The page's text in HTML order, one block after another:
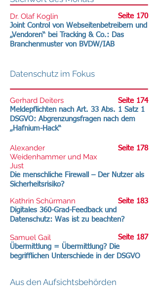
Dr. Olaf Koglin
Seite 170
Joint Control von Webseitenbetreibern und
„Vendoren“ bei Tracking & Co.: Das
Branchenmuster von BVDW/IAB
Datenschutz im Fokus
Gerhard Deiters
Meldepflichten nach Art. 33 Abs. 1 Satz 1
DSGVO: Abgrenzungsfragen nach dem
„Hafnium-Hack“
Seite 174
Alexander
Weidenhammer und Max
Just
Seite 178
Die menschliche Firewall – Der Nutzer als
Sicherheitsrisiko?
Seite 183
Kathrin Schürmann
Digitales 360-Grad-Feedback und
Datenschutz: Was ist zu beachten?
Samuel Gail
Seite 187
Übermittlung = Übermittlung? Die
begrifflichen Unterschiede in der DSGVO
Aus den Aufsichtsbehörden